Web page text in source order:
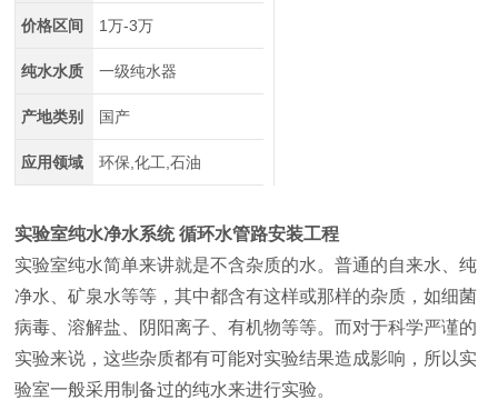
价格区间 1万-3万
纯水水质 一级纯水器
产地类别 国产
应用领域 环保,化工,石油
实验室纯水净水系统 循环水管路安装工程
实验室纯水简单来讲就是不含杂质的水。普通的自来水、纯
净水、矿泉水等等，其中都含有这样或那样的杂质，如细菌
病毒、溶解盐、阴阳离子、有机物等等。而对于科学严谨的
实验来说，这些杂质都有可能对实验结果造成影响，所以实
验室一般采用制备过的纯水来进行实验。